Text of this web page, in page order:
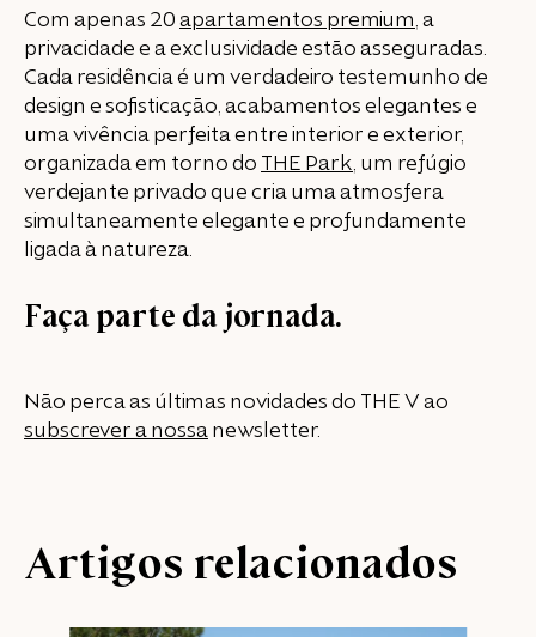
Com apenas 20 apartamentos premium , a
privacidade e a exclusividade estão asseguradas.
Cada residência é um verdadeiro testemunho de
design e sofisticação, acabamentos elegantes e
uma vivência perfeita entre interior e exterior,
organizada em torno do
THE Park , um refúgio
verdejante privado que cria uma atmosfera
simultaneamente elegante e profundamente
ligada à natureza.
Faça parte da jornada.
Não perca as últimas novidades do THE V ao
subscrever a nossa newsletter.
Artigos relacionados